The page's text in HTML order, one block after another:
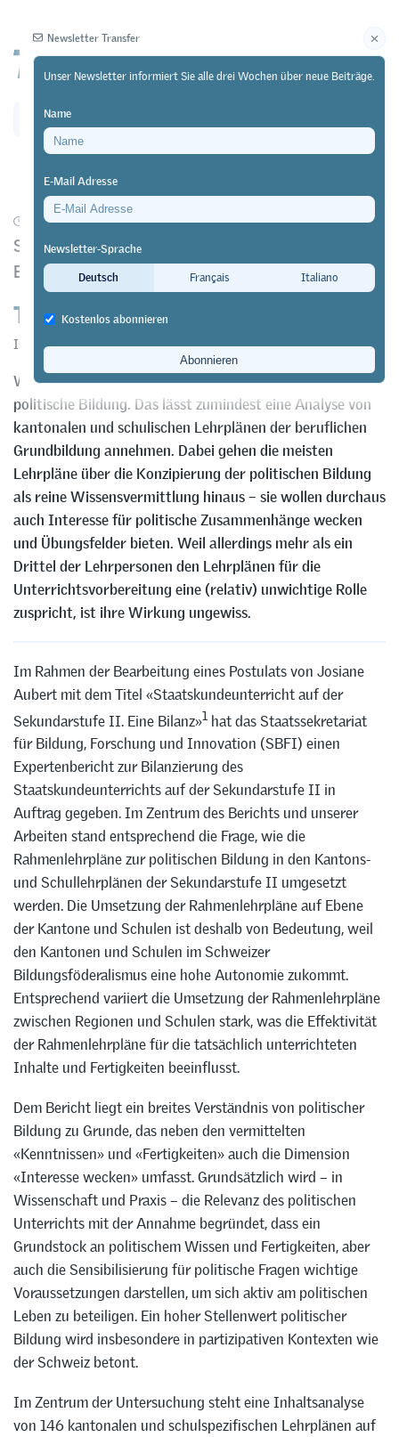
01/04/16 Forschung https://doi.org/10.64829/427
Studie «Politische Bildung auf Sekundarstufe II.
Eine Bilanz»
Teilweise besser als die Gymnasien
Isabelle Stadelmann-Steffen&Lisa Marti
Wer einen Beruf lernt, erhält eine vergleichsweise gute
politische Bildung. Das lässt zumindest eine Analyse von
kantonalen und schulischen Lehrplänen der beruflichen
Grundbildung annehmen. Dabei gehen die meisten
Lehrpläne über die Konzipierung der politischen Bildung
als reine Wissensvermittlung hinaus – sie wollen durchaus
auch Interesse für politische Zusammenhänge wecken
und Übungsfelder bieten. Weil allerdings mehr als ein
Drittel der Lehrpersonen den Lehrplänen für die
Unterrichtsvorbereitung eine (relativ) unwichtige Rolle
zuspricht, ist ihre Wirkung ungewiss.
Im Rahmen der Bearbeitung eines Postulats von Josiane
Aubert mit dem Titel «Staatskundeunterricht auf der
Sekundarstufe II. Eine Bilanz»1 hat das Staatssekretariat
für Bildung, Forschung und Innovation (SBFI) einen
Expertenbericht zur Bilanzierung des
Staatskundeunterrichts auf der Sekundarstufe II in
Auftrag gegeben. Im Zentrum des Berichts und unserer
Arbeiten stand entsprechend die Frage, wie die
Rahmenlehrpläne zur politischen Bildung in den Kantons-
und Schullehrplänen der Sekundarstufe II umgesetzt
werden. Die Umsetzung der Rahmenlehrpläne auf Ebene
der Kantone und Schulen ist deshalb von Bedeutung, weil
den Kantonen und Schulen im Schweizer
Bildungsföderalismus eine hohe Autonomie zukommt.
Entsprechend variiert die Umsetzung der Rahmenlehrpläne
zwischen Regionen und Schulen stark, was die Effektivität
der Rahmenlehrpläne für die tatsächlich unterrichteten
Inhalte und Fertigkeiten beeinflusst.
Dem Bericht liegt ein breites Verständnis von politischer
Bildung zu Grunde, das neben den vermittelten
«Kenntnissen» und «Fertigkeiten» auch die Dimension
«Interesse wecken» umfasst. Grundsätzlich wird – in
Wissenschaft und Praxis – die Relevanz des politischen
Unterrichts mit der Annahme begründet, dass ein
Grundstock an politischem Wissen und Fertigkeiten, aber
auch die Sensibilisierung für politische Fragen wichtige
Voraussetzungen darstellen, um sich aktiv am politischen
Leben zu beteiligen. Ein hoher Stellenwert politischer
Bildung wird insbesondere in partizipativen Kontexten wie
der Schweiz betont.
Im Zentrum der Untersuchung steht eine Inhaltsanalyse
von 146 kantonalen und schulspezifischen Lehrplänen auf
Newsletter Transfer
Unser Newsletter informiert Sie alle drei Wochen über neue Beiträge.
Name
E-Mail Adresse
Newsletter-Sprache
Deutsch
Français Italiano
Kostenlos abonnieren